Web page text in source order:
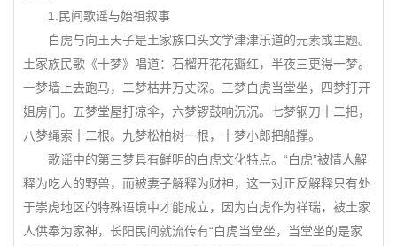
1.民间歌谣与始祖叙事
白虎与向王天子是土家族口头文学津津乐道的元素或主题。
土家族民歌《十梦》唱道：石榴开花花瓣红，半夜三更得一梦。
一梦墙上去跑马，二梦枯井万丈深。三梦白虎当堂坐，四梦打开
姐房门。五梦堂屋打凉伞，六梦锣鼓响沉沉。七梦钢刀十二把，
八梦绳索十二根。九梦松柏树一根，十梦小郎把船撑。
歌谣中的第三梦具有鲜明的白虎文化特点。“白虎”被情人解
释为吃人的野兽，而被妻子解释为财神，这一对正反解释只有处
于崇虎地区的特殊语境中才能成立，因为白虎作为祥瑞，被土家
人供奉为家神，长阳民间就流传有“白虎当堂坐，当堂坐的是家